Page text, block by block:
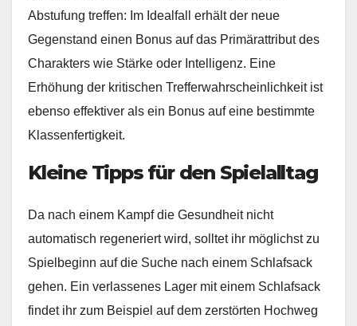
Abstufung treffen: Im Idealfall erhält der neue
Gegenstand einen Bonus auf das Primärattribut des
Charakters wie Stärke oder Intelligenz. Eine
Erhöhung der kritischen Trefferwahrscheinlichkeit ist
ebenso effektiver als ein Bonus auf eine bestimmte
Klassenfertigkeit.
Kleine Tipps für den Spielalltag
Da nach einem Kampf die Gesundheit nicht
automatisch regeneriert wird, solltet ihr möglichst zu
Spielbeginn auf die Suche nach einem Schlafsack
gehen. Ein verlassenes Lager mit einem Schlafsack
findet ihr zum Beispiel auf dem zerstörten Hochweg